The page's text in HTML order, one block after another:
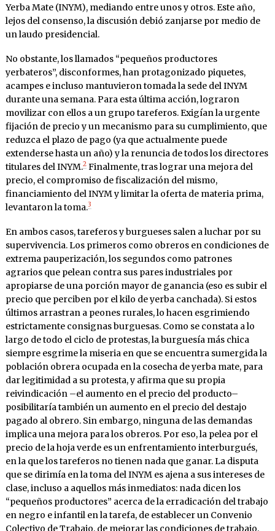
Yerba Mate (INYM), mediando entre unos y otros. Este año,
lejos del consenso, la discusión debió zanjarse por medio de
un laudo presidencial.
No obstante, los llamados “pequeños productores
yerbateros”, disconformes, han protagonizado piquetes,
acampes e incluso mantuvieron tomada la sede del INYM
durante una semana. Para esta última acción, lograron
movilizar con ellos a un grupo tareferos. Exigían la urgente
fijación de precio y un mecanismo para su cumplimiento, que
reduzca el plazo de pago (ya que actualmente puede
extenderse hasta un año) y la renuncia de todos los directores
titulares del INYM.2Finalmente, tras lograr una mejora del
precio, el compromiso de fiscalización del mismo,
financiamiento del INYM y limitar la oferta de materia prima,
levantaron la toma.3
En ambos casos, tareferos y burgueses salen a luchar por su
supervivencia. Los primeros como obreros en condiciones de
extrema pauperización, los segundos como patrones
agrarios que pelean contra sus pares industriales por
apropiarse de una porción mayor de ganancia (eso es subir el
precio que perciben por el kilo de yerba canchada). Si estos
últimos arrastran a peones rurales, lo hacen esgrimiendo
estrictamente consignas burguesas. Como se constata a lo
largo de todo el ciclo de protestas, la burguesía más chica
siempre esgrime la miseria en que se encuentra sumergida la
población obrera ocupada en la cosecha de yerba mate, para
dar legitimidad a su protesta, y afirma que su propia
reivindicación –el aumento en el precio del producto–
posibilitaría también un aumento en el precio del destajo
pagado al obrero. Sin embargo, ninguna de las demandas
implica una mejora para los obreros. Por eso, la pelea por el
precio de la hoja verde es un enfrentamiento interburgués,
en la que los tareferos no tienen nada que ganar. La disputa
que se dirimía en la toma del INYM es ajena a sus intereses de
clase, incluso a aquellos más inmediatos: nada dicen los
“pequeños productores” acerca de la erradicación del trabajo
en negro e infantil en la tarefa, de establecer un Convenio
Colectivo de Trabajo, de mejorar las condiciones de trabajo,